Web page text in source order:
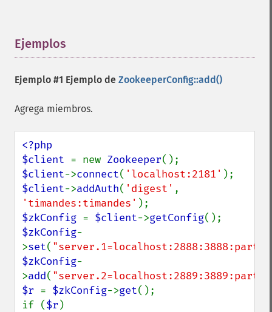
Ejemplos
Ejemplo #1 Ejemplo de ZookeeperConfig::add()
Agrega miembros.
<?php
$client = new Zookeeper
$client->connect( 'localhost:2181'
$client->addAuth( 'digest'
'timandes:timandes'
$zkConfig = $client->getConfig
$zkConfig-
>set(
$zkConfig-
>add(
$r = $zkConfig->get();
if ($r )